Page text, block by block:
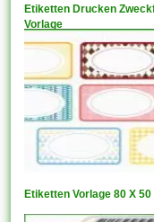
Etiketten Drucken
Vorlage
Etiketten Vorlage 80 X 50